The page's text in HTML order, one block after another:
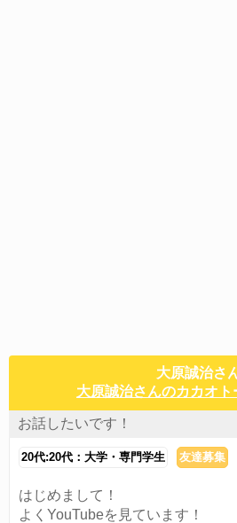
大原誠治さ
大原誠治さんのカカオト
お話したいです！
20代:20代：大学・専門学生 友達募集
はじめまして！
よくYouTubeを見ています！